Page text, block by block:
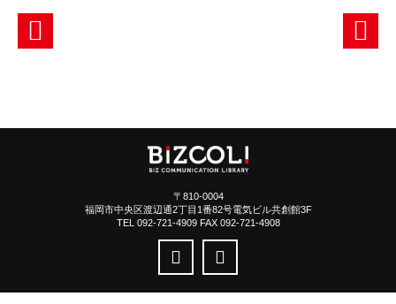
〒810-0004
福岡市中央区渡辺通2丁目1番82号電気ビル共創館3F
TEL 092-721-4909 FAX 092-721-4908